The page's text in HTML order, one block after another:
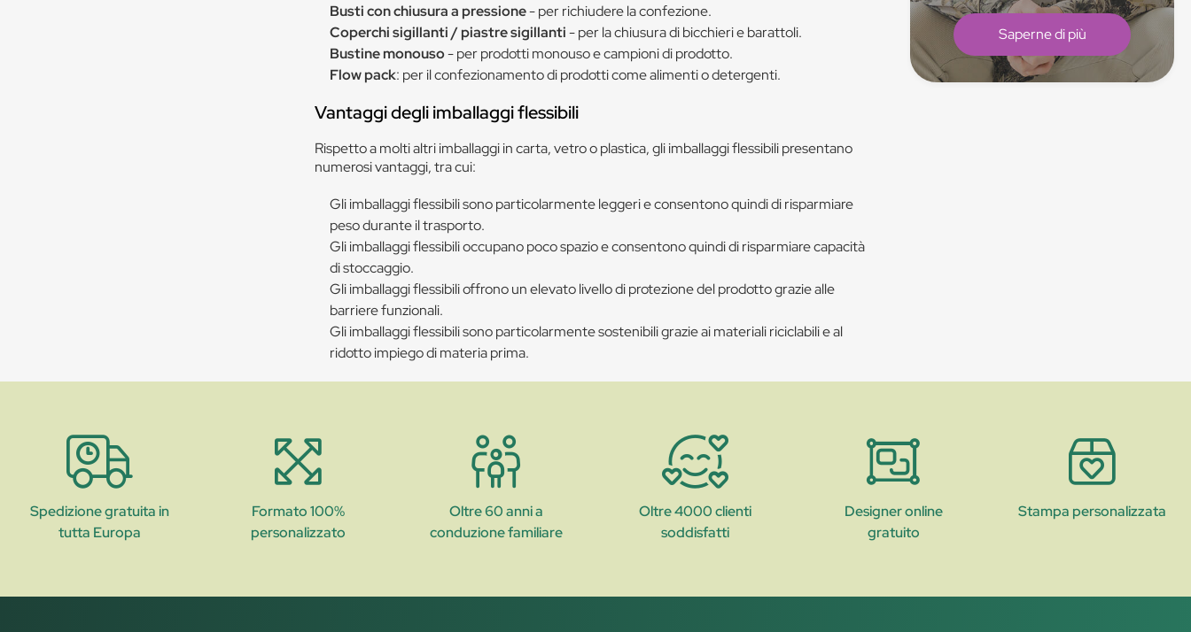
Busti con chiusura a pressione- per richiudere la confezione.
Coperchi sigillanti / piastre sigillanti- per la chiusura di bicchieri e barattoli.
Bustine monouso- per prodotti monouso e campioni di prodotto.
Flow pack: per il confezionamento di prodotti come alimenti o detergenti.
Vantaggi degli imballaggi flessibili
Rispetto a molti altri imballaggi in carta, vetro o plastica, gli imballaggi flessibili presentano
numerosi vantaggi, tra cui:
Gli imballaggi flessibili sono particolarmente leggeri e consentono quindi di risparmiare
peso durante il trasporto.
Gli imballaggi flessibili occupano poco spazio e consentono quindi di risparmiare capacità
di stoccaggio.
Gli imballaggi flessibili offrono un elevato livello di protezione del prodotto grazie alle
barriere funzionali.
Gli imballaggi flessibili sono particolarmente sostenibili grazie ai materiali riciclabili e al
ridotto impiego di materia prima.
Saperne di più
Spedizione gratuita in
tutta Europa
Formato 100%
personalizzato
Oltre 60 anni a
conduzione familiare
Oltre 4000 clienti
soddisfatti
Designer online
gratuito
Stampa personalizzata